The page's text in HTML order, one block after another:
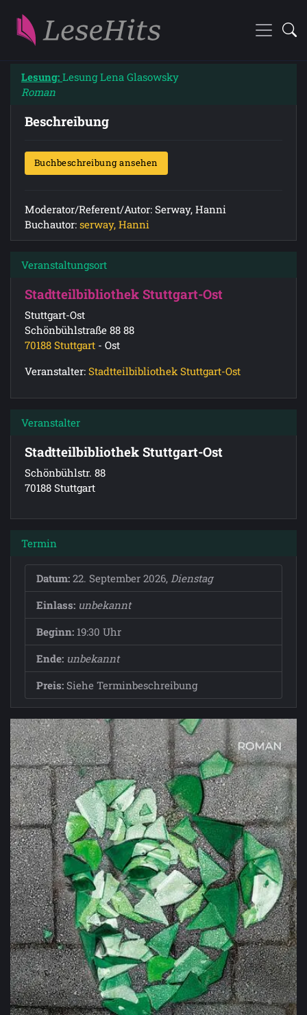
Lesung: Lesung Lena Glasowsky
Roman
Beschreibung
Buchbeschreibung ansehen
Moderator/Referent/Autor: Serway, Hanni
Buchautor: serway, Hanni
Veranstaltungsort
Stadtteilbibliothek Stuttgart-Ost
Stuttgart-Ost
Schönbühlstraße 88 88
70188 Stuttgart - Ost
Veranstalter: Stadtteilbibliothek Stuttgart-Ost
Veranstalter
Stadtteilbibliothek Stuttgart-Ost
Schönbühlstr. 88
70188 Stuttgart
Termin
Datum: 22. September 2026, Dienstag
Einlass: unbekannt
Beginn: 19:30 Uhr
Ende: unbekannt
Preis: Siehe Terminbeschreibung